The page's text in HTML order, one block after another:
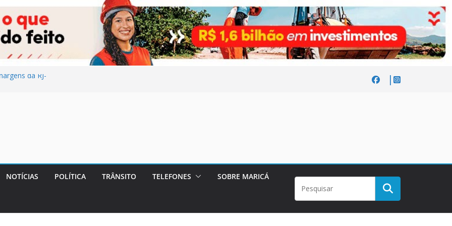
da RJ-
para
do
NOTÍCIAS POLÍTICA TRÂNSITO TELEFONES SOBRE MARICÁ